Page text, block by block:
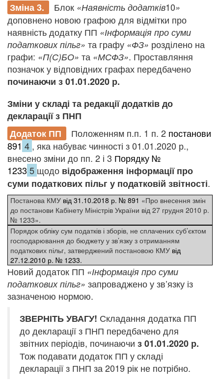
Зміна 3.
Блок «Наявність додатків10»
доповнено новою графою для відмітки про
наявність додатку ПП «Інформація про суми
податкових пільг» та графу «ФЗ» розділено на
графи: «П(С)БО» та «МСФЗ». Проставляння
позначок у відповідних графах передбачено
починаючи з 01.01.2020 р.
Зміни у складі та редакції додатків до
декларації з ПНП
Додаток ПП
Положенням п.п. 1 п. 2 постанови
891 4 , яка набуває чинності з 01.01.2020 р.,
внесено зміни до пп. 2 і 3 Порядку №
1233 5 щодо відображення інформації про
суми податкових пільг у податковій звітності.
Постанова КМУ від 31.10.2018 р. № 891 «Про внесення змін
до постанови Кабінету Міністрів України від 27 грудня 2010 р.
№ 1233».
Порядок обліку сум податків і зборів, не сплачених суб’єктом
господарювання до бюджету у зв’язку з отриманням
податкових пільг, затверджений постановою КМУ від
27.12.2010 р. № 1233.
Новий додаток ПП «Інформація про суми
податкових пільг» запроваджено у зв’язку із
зазначеною нормою.
ЗВЕРНІТЬ УВАГУ! Складання додатка ПП
до декларації з ПНП передбачено для
звітних періодів, починаючи з 01.01.2020 р.
Тож подавати додаток ПП у складі
декларації з ПНП за 2019 рік не потрібно.